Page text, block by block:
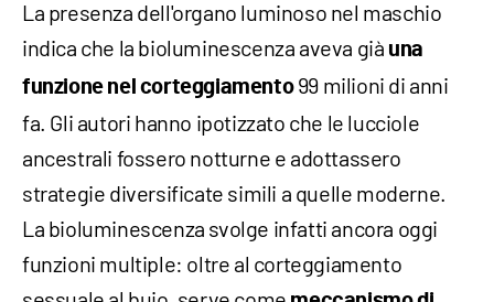
La presenza dell'organo luminoso nel maschio
indica che la bioluminescenza aveva già una
funzione nel corteggiamento99 milioni di anni
fa. Gli autori hanno ipotizzato che le lucciole
ancestrali fossero notturne e adottassero
strategie diversificate simili a quelle moderne.
La bioluminescenza svolge infatti ancora oggi
funzioni multiple: oltre al corteggiamento